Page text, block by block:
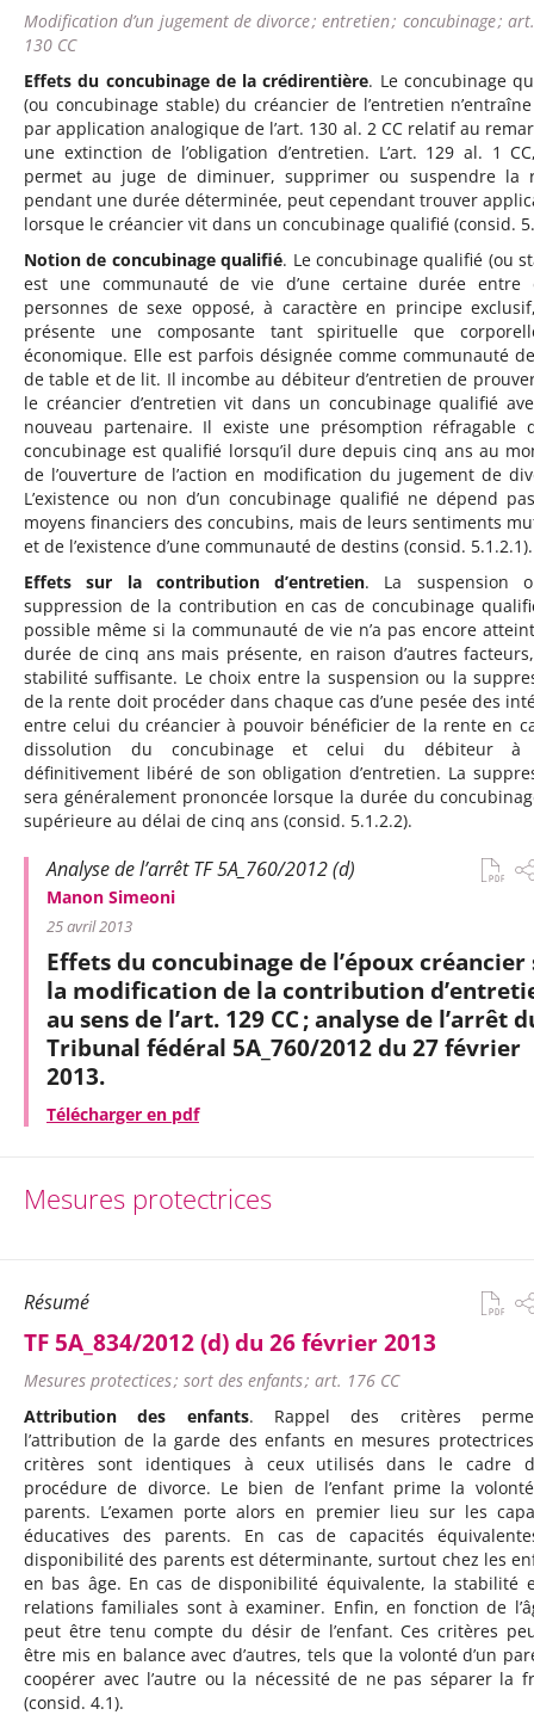
Modification d’un jugement de divorce ; entretien ; concubinage ;
130 CC
Effets du concubinage de la crédirentière. Le concubinage
(ou concubinage stable) du créancier de l’entretien
par application analogique de l’art. 130 al. 2 CC relatif au
une extinction de l’obligation d’entretien. L’art. 129 al. 1
permet au juge de diminuer, supprimer ou suspendre la
pendant une durée déterminée, peut cependant trouver
lorsque le créancier vit dans un concubinage qualifié (consid.
Notion de concubinage qualifié. Le concubinage qualifié (ou
est une communauté de vie d’une certaine durée entre
personnes de sexe opposé, à caractère en principe
présente une composante tant spirituelle que
économique. Elle est parfois désignée comme communauté
de table et de lit. Il incombe au débiteur d’entretien de
le créancier d’entretien vit dans un concubinage qualifié
nouveau partenaire. Il existe une présomption réfragable
concubinage est qualifié lorsqu’il dure depuis cinq ans au
de l’ouverture de l’action en modification du jugement de
L’existence ou non d’un concubinage qualifié ne dépend
moyens financiers des concubins, mais de leurs sentiments
et de l’existence d’une communauté de destins (consid. 5.1.2.1).
Effets sur la contribution d’entretien. La suspension
suppression de la contribution en cas de concubinage
possible même si la communauté de vie n’a pas encore
durée de cinq ans mais présente, en raison d’autres
stabilité suffisante. Le choix entre la suspension ou la
de la rente doit procéder dans chaque cas d’une pesée des
entre celui du créancier à pouvoir bénéficier de la rente en
dissolution du concubinage et celui du débiteur à
définitivement libéré de son obligation d’entretien. La
sera généralement prononcée lorsque la durée du
supérieure au délai de cinq ans (consid. 5.1.2.2).
Analyse de l’arrêt TF 5A_760/2012 (d)
Manon Simeoni
25 avril 2013
Effets du concubinage de l’époux créancier
la modification de la contribution
au sens de l’art. 129 CC ; analyse de l’arrêt
Tribunal fédéral 5A_760/2012 du 27 février
2013.
Télécharger en pdf
Mesures protectrices
Résumé
TF 5A_834/2012 (d) du 26 février 2013
Mesures protectices ; sort des enfants ; art. 176 CC
Attribution des enfants. Rappel des critères
l’attribution de la garde des enfants en mesures
critères sont identiques à ceux utilisés dans le cadre
procédure de divorce. Le bien de l’enfant prime la
parents. L’examen porte alors en premier lieu sur les
éducatives des parents. En cas de capacités
disponibilité des parents est déterminante, surtout chez les
en bas âge. En cas de disponibilité équivalente, la stabilité
relations familiales sont à examiner. Enfin, en fonction de
peut être tenu compte du désir de l’enfant. Ces critères
être mis en balance avec d’autres, tels que la volonté d’un
coopérer avec l’autre ou la nécessité de ne pas séparer la
(consid. 4.1).